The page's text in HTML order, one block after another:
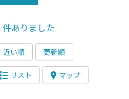
件ありました
近い順 更新順
リスト マップ